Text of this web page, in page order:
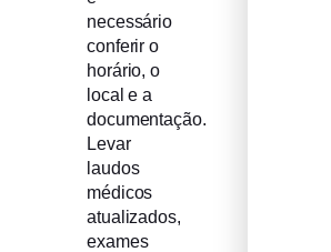
necessário
conferir o
horário, o
local e a
documentação.
Levar
laudos
médicos
atualizados,
exames